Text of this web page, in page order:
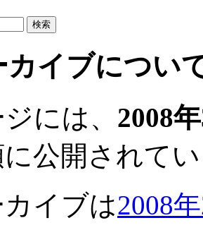
カイブについ
には、 2008
公開されて
イブは2008